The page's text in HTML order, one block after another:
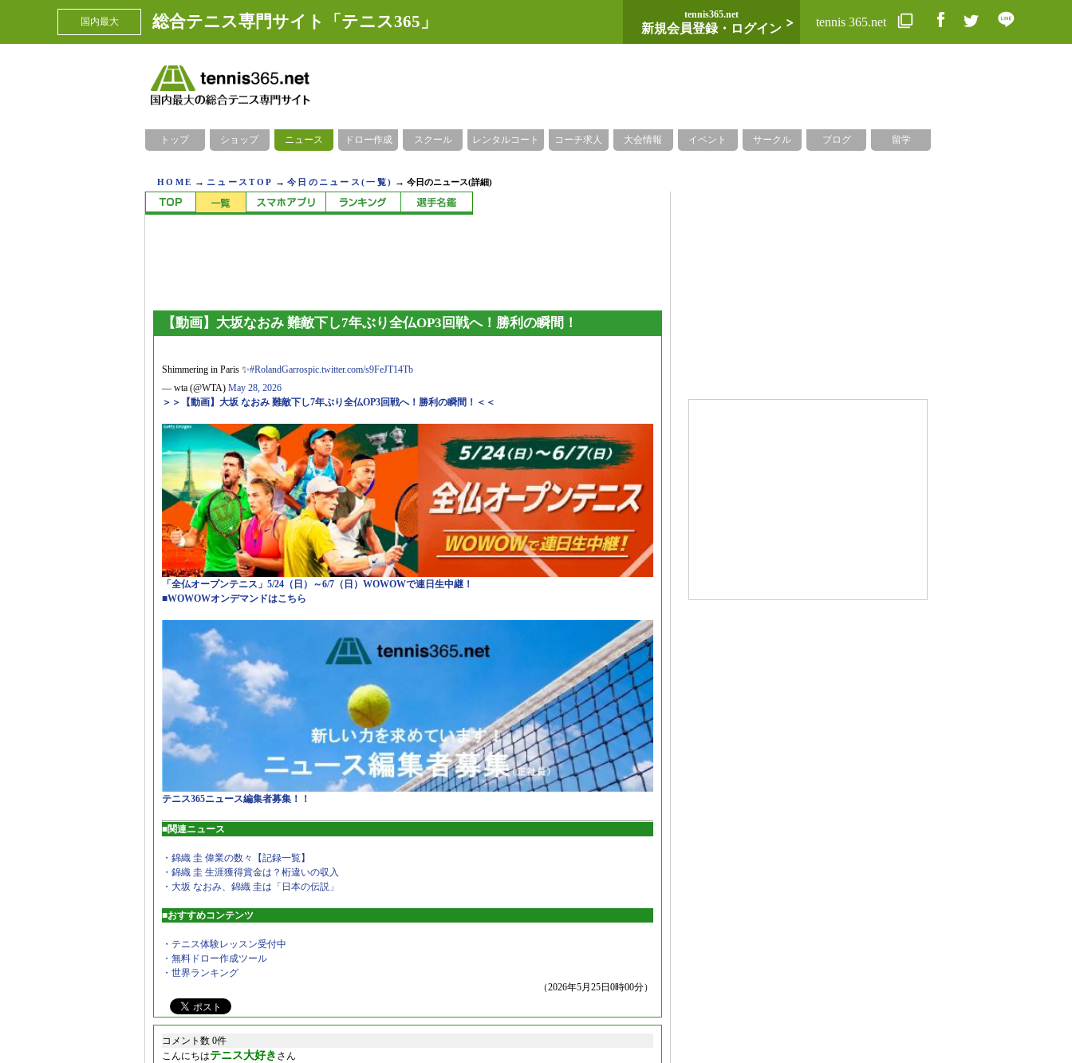
国内最大 総合テニス専門サイト「テニス365」 tennis365.net
新規会員登録・ログイン tennis 365.net
トップ ショップ ニュース ドロー作成 スクール レンタルコート コーチ求人 大会情報 イベント サークル ブログ 留学
HOME → ニュースTOP →今日のニュース(一覧) →今日のニュース(詳細)
【動画】大坂なおみ 難敵下し7年ぶり全仏OP3回戦へ！勝利の瞬間！
Shimmering in Paris ✨#RolandGarrospic.twitter.com/s9FeJT14Tb
— wta (@WTA) May 28, 2026
＞＞【動画】大坂 なおみ 難敵下し7年ぶり全仏OP3回戦へ！勝利の瞬間！＜＜
「全仏オープンテニス」5/24（日）～6/7（日）WOWOWで連日生中継！
■WOWOWオンデマンドはこちら
テニス365ニュース編集者募集！！
■関連ニュース
・錦織 圭 偉業の数々【記録一覧】
・錦織 圭 生涯獲得賞金は？桁違いの収入
・大坂 なおみ、錦織 圭は「日本の伝説」
■おすすめコンテンツ
・テニス体験レッスン受付中
・無料ドロー作成ツール
・世界ランキング
（2026年5月25日0時00分）
コメント数 0件
こんにちはテニス大好き さん